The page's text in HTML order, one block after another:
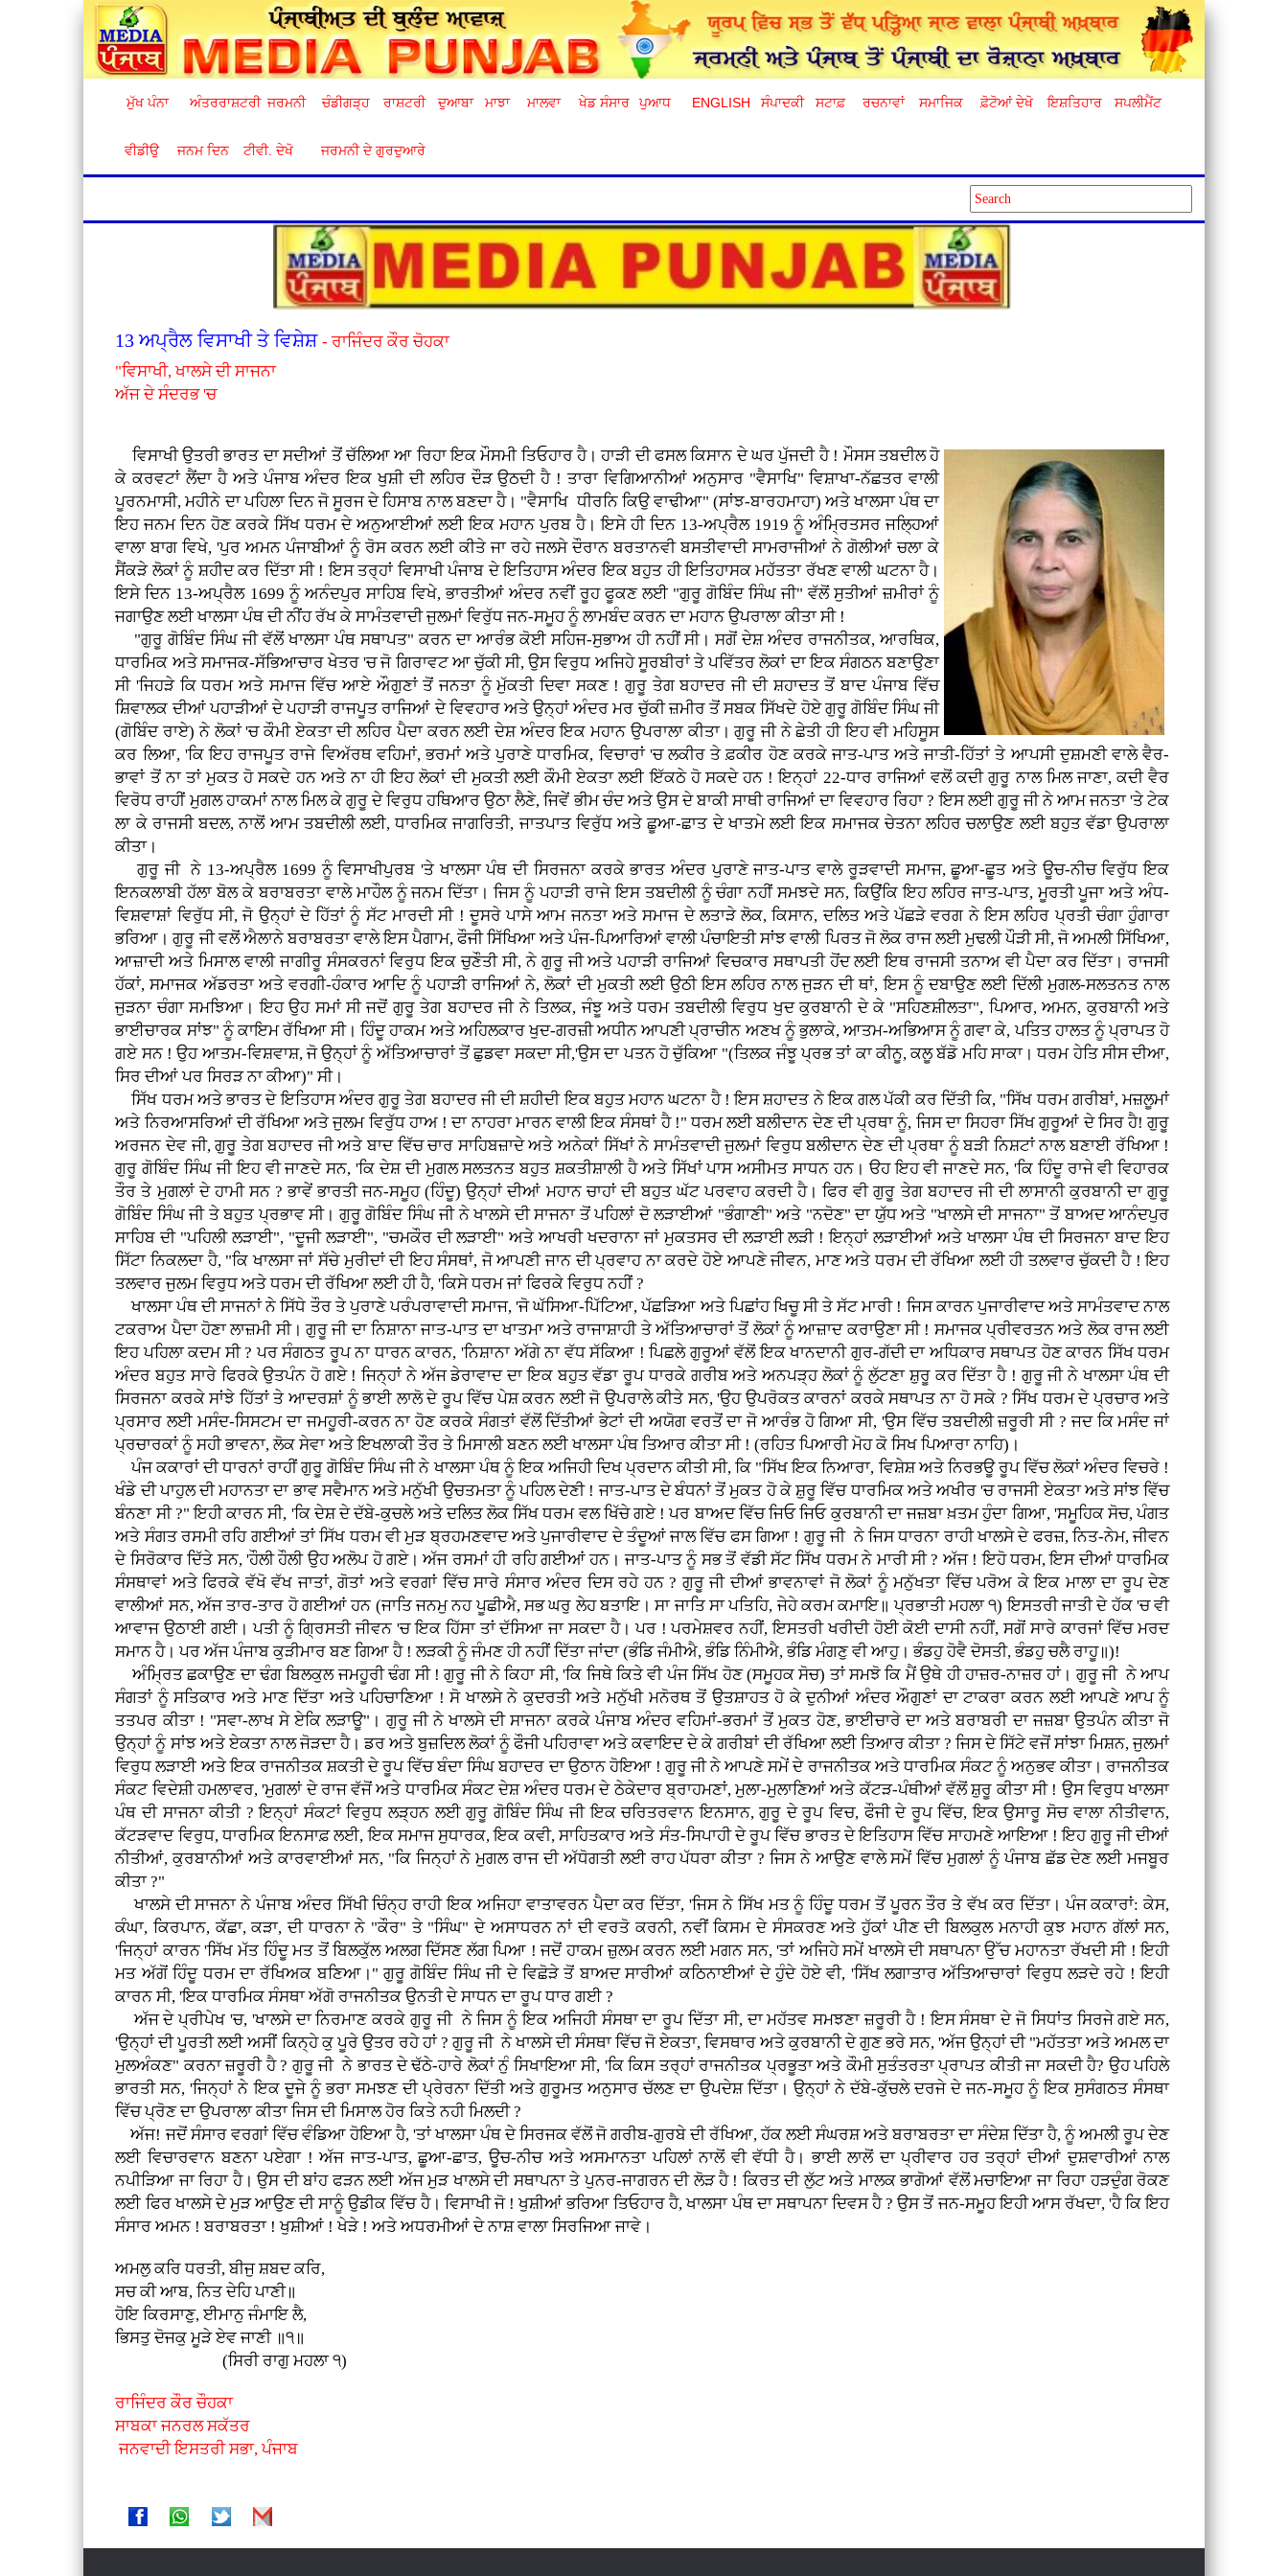
ਮੁੱਖ ਪੰਨਾ ਅੰਤਰਰਾਸ਼ਟਰੀ ਜਰਮਨੀ ਚੰਡੀਗੜ੍ਹ ਰਾਸ਼ਟਰੀ ਦੁਆਬਾ ਮਾਝਾ ਮਾਲਵਾ ਖੇਡ ਸੰਸਾਰ ਪੁਆਧ ENGLISH ਸੰਪਾਦਕੀ ਸਟਾਫ਼ ਰਚਨਾਵਾਂ ਸਮਾਜਿਕ ਫ਼ੋਟੋਆਂ ਦੇਖੋ ਇਸ਼ਤਿਹਾਰ ਸਪਲੀਮੈਂਟ
ਵੀਡੀਉ ਜਨਮ ਦਿਨ ਟੀਵੀ. ਦੇਖੋ ਜਰਮਨੀ ਦੇ ਗੁਰਦੁਆਰੇ
13 ਅਪ੍ਰੈਲ ਵਿਸਾਖੀ ਤੇ ਵਿਸ਼ੇਸ਼- ਰਾਜਿੰਦਰ ਕੌਰ ਚੋਹਕਾ
"ਵਿਸਾਖੀ, ਖਾਲਸੇ ਦੀ ਸਾਜਨਾ
ਅੱਜ ਦੇ ਸੰਦਰਭ 'ਚ
ਵਿਸਾਖੀ ਉਤਰੀ ਭਾਰਤ ਦਾ ਸਦੀਆਂ ਤੋਂ ਚੱਲਿਆ ਆ ਰਿਹਾ ਇਕ ਮੌਸਮੀ ਤਿਓਹਾਰ ਹੈ। ਹਾੜੀ ਦੀ ਫਸਲ ਕਿਸਾਨ ਦੇ ਘਰ ਪੁੱਜਦੀ ਹੈ ! ਮੌਸਸ ਤਬਦੀਲ ਹੋ
ਕੇ ਕਰਵਟਾਂ ਲੈਂਦਾ ਹੈ ਅਤੇ ਪੰਜਾਬ ਅੰਦਰ ਇਕ ਖੁਸ਼ੀ ਦੀ ਲਹਿਰ ਦੌੜ ਉਠਦੀ ਹੈ ! ਤਾਰਾ ਵਿਗਿਆਨੀਆਂ ਅਨੁਸਾਰ "ਵੈਸਾਖਿ" ਵਿਸ਼ਾਖਾ-ਨੱਛਤਰ ਵਾਲੀ
ਪੂਰਨਮਾਸੀ, ਮਹੀਨੇ ਦਾ ਪਹਿਲਾ ਦਿਨ ਜੋ ਸੂਰਜ ਦੇ ਹਿਸਾਬ ਨਾਲ ਬਣਦਾ ਹੈ। "ਵੈਸਾਖਿ ਧੀਰਨਿ ਕਿਉ ਵਾਢੀਆ" (ਸਾਂਝ-ਬਾਰਹਮਾਹਾ) ਅਤੇ ਖਾਲਸਾ ਪੰਥ ਦਾ
ਇਹ ਜਨਮ ਦਿਨ ਹੋਣ ਕਰਕੇ ਸਿੱਖ ਧਰਮ ਦੇ ਅਨੁਆਈਆਂ ਲਈ ਇਕ ਮਹਾਨ ਪੁਰਬ ਹੈ। ਇਸੇ ਹੀ ਦਿਨ 13-ਅਪ੍ਰੈਲ 1919 ਨੂੰ ਅੰਮ੍ਰਿਤਸਰ ਜਲ੍ਹਿਆਂ
ਵਾਲਾ ਬਾਗ ਵਿਖੇ, 'ਪੁਰ ਅਮਨ ਪੰਜਾਬੀਆਂ ਨੂੰ ਰੋਸ ਕਰਨ ਲਈ ਕੀਤੇ ਜਾ ਰਹੇ ਜਲਸੇ ਦੌਰਾਨ ਬਰਤਾਨਵੀ ਬਸਤੀਵਾਦੀ ਸਾਮਰਾਜੀਆਂ ਨੇ ਗੋਲੀਆਂ ਚਲਾ ਕੇ
ਸੈਂਕੜੇ ਲੋਕਾਂ ਨੂੰ ਸ਼ਹੀਦ ਕਰ ਦਿੱਤਾ ਸੀ ! ਇਸ ਤਰ੍ਹਾਂ ਵਿਸਾਖੀ ਪੰਜਾਬ ਦੇ ਇਤਿਹਾਸ ਅੰਦਰ ਇਕ ਬਹੁਤ ਹੀ ਇਤਿਹਾਸਕ ਮਹੱਤਤਾ ਰੱਖਣ ਵਾਲੀ ਘਟਨਾ ਹੈ।
ਇਸੇ ਦਿਨ 13-ਅਪ੍ਰੈਲ 1699 ਨੂੰ ਅਨੰਦਪੁਰ ਸਾਹਿਬ ਵਿਖੇ, ਭਾਰਤੀਆਂ ਅੰਦਰ ਨਵੀਂ ਰੂਹ ਫੂਕਣ ਲਈ "ਗੁਰੂ ਗੋਬਿੰਦ ਸਿੰਘ ਜੀ" ਵੱਲੋਂ ਸੁਤੀਆਂ ਜ਼ਮੀਰਾਂ ਨੂੰ
ਜਗਾਉਣ ਲਈ ਖਾਲਸਾ ਪੰਥ ਦੀ ਨੀਂਹ ਰੱਖ ਕੇ ਸਾਮੰਤਵਾਦੀ ਜੁਲਮਾਂ ਵਿਰੁੱਧ ਜਨ-ਸਮੂਹ ਨੂੰ ਲਾਮਬੰਦ ਕਰਨ ਦਾ ਮਹਾਨ ਉਪਰਾਲਾ ਕੀਤਾ ਸੀ !
"ਗੁਰੂ ਗੋਬਿੰਦ ਸਿੰਘ ਜੀ ਵੱਲੋਂ ਖਾਲਸਾ ਪੰਥ ਸਥਾਪਤ" ਕਰਨ ਦਾ ਆਰੰਭ ਕੋਈ ਸਹਿਜ-ਸੁਭਾਅ ਹੀ ਨਹੀਂ ਸੀ। ਸਗੋਂ ਦੇਸ਼ ਅੰਦਰ ਰਾਜਨੀਤਕ, ਆਰਥਿਕ,
ਧਾਰਮਿਕ ਅਤੇ ਸਮਾਜਕ-ਸੱਭਿਆਚਾਰ ਖੇਤਰ 'ਚ ਜੋ ਗਿਰਾਵਟ ਆ ਚੁੱਕੀ ਸੀ, ਉਸ ਵਿਰੁਧ ਅਜਿਹੇ ਸੂਰਬੀਰਾਂ ਤੇ ਪਵਿੱਤਰ ਲੋਕਾਂ ਦਾ ਇਕ ਸੰਗਠਨ ਬਣਾਉਣਾ
ਸੀ 'ਜਿਹੜੇ ਕਿ ਧਰਮ ਅਤੇ ਸਮਾਜ ਵਿੱਚ ਆਏ ਔਗੁਣਾਂ ਤੋਂ ਜਨਤਾ ਨੂੰ ਮੁੱਕਤੀ ਦਿਵਾ ਸਕਣ ! ਗੁਰੂ ਤੇਗ ਬਹਾਦਰ ਜੀ ਦੀ ਸ਼ਹਾਦਤ ਤੋਂ ਬਾਦ ਪੰਜਾਬ ਵਿੱਚ
ਸ਼ਿਵਾਲਕ ਦੀਆਂ ਪਹਾੜੀਆਂ ਦੇ ਪਹਾੜੀ ਰਾਜਪੂਤ ਰਾਜਿਆਂ ਦੇ ਵਿਵਹਾਰ ਅਤੇ ਉਨ੍ਹਾਂ ਅੰਦਰ ਮਰ ਚੁੱਕੀ ਜ਼ਮੀਰ ਤੋਂ ਸਬਕ ਸਿੱਖਦੇ ਹੋਏ ਗੁਰੂ ਗੋਬਿੰਦ ਸਿੰਘ ਜੀ
(ਗੋਬਿੰਦ ਰਾਏ) ਨੇ ਲੋਕਾਂ 'ਚ ਕੌਮੀ ਏਕਤਾ ਦੀ ਲਹਿਰ ਪੈਦਾ ਕਰਨ ਲਈ ਦੇਸ਼ ਅੰਦਰ ਇਕ ਮਹਾਨ ਉਪਰਾਲਾ ਕੀਤਾ। ਗੁਰੂ ਜੀ ਨੇ ਛੇਤੀ ਹੀ ਇਹ ਵੀ ਮਹਿਸੂਸ
ਕਰ ਲਿਆ, 'ਕਿ ਇਹ ਰਾਜਪੂਤ ਰਾਜੇ ਵਿਅੱਰਥ ਵਹਿਮਾਂ, ਭਰਮਾਂ ਅਤੇ ਪੁਰਾਣੇ ਧਾਰਮਿਕ, ਵਿਚਾਰਾਂ 'ਚ ਲਕੀਰ ਤੇ ਫ਼ਕੀਰ ਹੋਣ ਕਰਕੇ ਜਾਤ-ਪਾਤ ਅਤੇ ਜਾਤੀ-ਹਿੱਤਾਂ ਤੇ ਆਪਸੀ ਦੁਸ਼ਮਣੀ ਵਾਲੇ ਵੈਰ-
ਭਾਵਾਂ ਤੋਂ ਨਾ ਤਾਂ ਮੁਕਤ ਹੋ ਸਕਦੇ ਹਨ ਅਤੇ ਨਾ ਹੀ ਇਹ ਲੋਕਾਂ ਦੀ ਮੁਕਤੀ ਲਈ ਕੌਮੀ ਏਕਤਾ ਲਈ ਇੱਕਠੇ ਹੋ ਸਕਦੇ ਹਨ ! ਇਨ੍ਹਾਂ 22-ਧਾਰ ਰਾਜਿਆਂ ਵਲੋਂ ਕਦੀ ਗੁਰੂ ਨਾਲ ਮਿਲ ਜਾਣਾ, ਕਦੀ ਵੈਰ
ਵਿਰੋਧ ਰਾਹੀਂ ਮੁਗਲ ਹਾਕਮਾਂ ਨਾਲ ਮਿਲ ਕੇ ਗੁਰੂ ਦੇ ਵਿਰੁਧ ਹਥਿਆਰ ਉਠਾ ਲੈਣੇ, ਜਿਵੇਂ ਭੀਮ ਚੰਦ ਅਤੇ ਉਸ ਦੇ ਬਾਕੀ ਸਾਥੀ ਰਾਜਿਆਂ ਦਾ ਵਿਵਹਾਰ ਰਿਹਾ ? ਇਸ ਲਈ ਗੁਰੂ ਜੀ ਨੇ ਆਮ ਜਨਤਾ 'ਤੇ ਟੇਕ
ਲਾ ਕੇ ਰਾਜਸੀ ਬਦਲ, ਨਾਲੋਂ ਆਮ ਤਬਦੀਲੀ ਲਈ, ਧਾਰਮਿਕ ਜਾਗਰਿਤੀ, ਜਾਤਪਾਤ ਵਿਰੁੱਧ ਅਤੇ ਛੂਆ-ਛਾਤ ਦੇ ਖਾਤਮੇ ਲਈ ਇਕ ਸਮਾਜਕ ਚੇਤਨਾ ਲਹਿਰ ਚਲਾਉਣ ਲਈ ਬਹੁਤ ਵੱਡਾ ਉਪਰਾਲਾ
ਕੀਤਾ।
ਗੁਰੂ ਜੀ ਨੇ 13-ਅਪ੍ਰੈਲ 1699 ਨੂੰ ਵਿਸਾਖੀਪੁਰਬ 'ਤੇ ਖਾਲਸਾ ਪੰਥ ਦੀ ਸਿਰਜਨਾ ਕਰਕੇ ਭਾਰਤ ਅੰਦਰ ਪੁਰਾਣੇ ਜਾਤ-ਪਾਤ ਵਾਲੇ ਰੂੜਵਾਦੀ ਸਮਾਜ, ਛੂਆ-ਛੂਤ ਅਤੇ ਊਚ-ਨੀਚ ਵਿਰੁੱਧ ਇਕ
ਇਨਕਲਾਬੀ ਹੱਲਾ ਬੋਲ ਕੇ ਬਰਾਬਰਤਾ ਵਾਲੇ ਮਾਹੌਲ ਨੂੰ ਜਨਮ ਦਿੱਤਾ। ਜਿਸ ਨੂੰ ਪਹਾੜੀ ਰਾਜੇ ਇਸ ਤਬਦੀਲੀ ਨੂੰ ਚੰਗਾ ਨਹੀਂ ਸਮਝਦੇ ਸਨ, ਕਿਉਂਕਿ ਇਹ ਲਹਿਰ ਜਾਤ-ਪਾਤ, ਮੂਰਤੀ ਪੂਜਾ ਅਤੇ ਅੰਧ-
ਵਿਸ਼ਵਾਸ਼ਾਂ ਵਿਰੁੱਧ ਸੀ, ਜੋ ਉਨ੍ਹਾਂ ਦੇ ਹਿੱਤਾਂ ਨੂੰ ਸੱਟ ਮਾਰਦੀ ਸੀ ! ਦੂਸਰੇ ਪਾਸੇ ਆਮ ਜਨਤਾ ਅਤੇ ਸਮਾਜ ਦੇ ਲਤਾੜੇ ਲੋਕ, ਕਿਸਾਨ, ਦਲਿਤ ਅਤੇ ਪੱਛੜੇ ਵਰਗ ਨੇ ਇਸ ਲਹਿਰ ਪ੍ਰਤੀ ਚੰਗਾ ਹੁੰਗਾਰਾ
ਭਰਿਆ। ਗੁਰੂ ਜੀ ਵਲੋਂ ਐਲਾਨੇ ਬਰਾਬਰਤਾ ਵਾਲੇ ਇਸ ਪੈਗਾਮ, ਫੌਜੀ ਸਿੱਖਿਆ ਅਤੇ ਪੰਜ-ਪਿਆਰਿਆਂ ਵਾਲੀ ਪੰਚਾਇਤੀ ਸਾਂਝ ਵਾਲੀ ਪਿਰਤ ਜੋ ਲੋਕ ਰਾਜ ਲਈ ਮੁਢਲੀ ਪੌੜੀ ਸੀ, ਜੋ ਅਮਲੀ ਸਿੱਖਿਆ,
ਆਜ਼ਾਦੀ ਅਤੇ ਮਿਸਾਲ ਵਾਲੀ ਜਾਗੀਰੂ ਸੰਸਕਰਨਾਂ ਵਿਰੁਧ ਇਕ ਚੁਣੌਤੀ ਸੀ, ਨੇ ਗੁਰੂ ਜੀ ਅਤੇ ਪਹਾੜੀ ਰਾਜਿਆਂ ਵਿਚਕਾਰ ਸਥਾਪਤੀ ਹੋਂਦ ਲਈ ਇਥ ਰਾਜਸੀ ਤਨਾਅ ਵੀ ਪੈਦਾ ਕਰ ਦਿੱਤਾ। ਰਾਜਸੀ
ਹੱਕਾਂ, ਸਮਾਜਕ ਅੱਡਰਤਾ ਅਤੇ ਵਰਗੀ-ਹੰਕਾਰ ਆਦਿ ਨੂੰ ਪਹਾੜੀ ਰਾਜਿਆਂ ਨੇ, ਲੋਕਾਂ ਦੀ ਮੁਕਤੀ ਲਈ ਉਠੀ ਇਸ ਲਹਿਰ ਨਾਲ ਜੁੜਨ ਦੀ ਥਾਂ, ਇਸ ਨੂੰ ਦਬਾਉਣ ਲਈ ਦਿੱਲੀ ਮੁਗਲ-ਸਲਤਨਤ ਨਾਲ
ਜੁੜਨਾ ਚੰਗਾ ਸਮਝਿਆ। ਇਹ ਉਹ ਸਮਾਂ ਸੀ ਜਦੋਂ ਗੁਰੂ ਤੇਗ ਬਹਾਦਰ ਜੀ ਨੇ ਤਿਲਕ, ਜੰਝੂ ਅਤੇ ਧਰਮ ਤਬਦੀਲੀ ਵਿਰੁਧ ਖੁਦ ਕੁਰਬਾਨੀ ਦੇ ਕੇ "ਸਹਿਣਸ਼ੀਲਤਾ", ਪਿਆਰ, ਅਮਨ, ਕੁਰਬਾਨੀ ਅਤੇ
ਭਾਈਚਾਰਕ ਸਾਂਝ" ਨੂੰ ਕਾਇਮ ਰੱਖਿਆ ਸੀ। ਹਿੰਦੂ ਹਾਕਮ ਅਤੇ ਅਹਿਲਕਾਰ ਖੁਦ-ਗਰਜ਼ੀ ਅਧੀਨ ਆਪਣੀ ਪ੍ਰਾਚੀਨ ਅਣਖ ਨੂੰ ਭੁਲਾਕੇ, ਆਤਮ-ਅਭਿਆਸ ਨੂੰ ਗਵਾ ਕੇ, ਪਤਿਤ ਹਾਲਤ ਨੂੰ ਪ੍ਰਾਪਤ ਹੋ
ਗਏ ਸਨ ! ਉਹ ਆਤਮ-ਵਿਸ਼ਵਾਸ਼, ਜੋ ਉਨ੍ਹਾਂ ਨੂੰ ਅੱਤਿਆਚਾਰਾਂ ਤੋਂ ਛੁਡਵਾ ਸਕਦਾ ਸੀ,'ਉਸ ਦਾ ਪਤਨ ਹੋ ਚੁੱਕਿਆ "(ਤਿਲਕ ਜੰਝੂ ਪ੍ਰਭ ਤਾਂ ਕਾ ਕੀਨੂ, ਕਲੂ ਬੱਡੋ ਮਹਿ ਸਾਕਾ। ਧਰਮ ਹੇਤਿ ਸੀਸ ਦੀਆ,
ਸਿਰ ਦੀਆਂ ਪਰ ਸਿਰੜ ਨਾ ਕੀਆ)" ਸੀ।
ਸਿੱਖ ਧਰਮ ਅਤੇ ਭਾਰਤ ਦੇ ਇਤਿਹਾਸ ਅੰਦਰ ਗੁਰੂ ਤੇਗ ਬਹਾਦਰ ਜੀ ਦੀ ਸ਼ਹੀਦੀ ਇਕ ਬਹੁਤ ਮਹਾਨ ਘਟਨਾ ਹੈ ! ਇਸ ਸ਼ਹਾਦਤ ਨੇ ਇਕ ਗਲ ਪੱਕੀ ਕਰ ਦਿੱਤੀ ਕਿ, "ਸਿੱਖ ਧਰਮ ਗਰੀਬਾਂ, ਮਜ਼ਲੂਮਾਂ
ਅਤੇ ਨਿਰਆਸਰਿਆਂ ਦੀ ਰੱਖਿਆ ਅਤੇ ਜੁਲਮ ਵਿਰੁੱਧ ਹਾਅ ! ਦਾ ਨਾਹਰਾ ਮਾਰਨ ਵਾਲੀ ਇਕ ਸੰਸਥਾਂ ਹੈ !" ਧਰਮ ਲਈ ਬਲੀਦਾਨ ਦੇਣ ਦੀ ਪ੍ਰਥਾ ਨੂੰ, ਜਿਸ ਦਾ ਸਿਹਰਾ ਸਿੱਖ ਗੁਰੂਆਂ ਦੇ ਸਿਰ ਹੈ! ਗੁਰੂ
ਅਰਜਨ ਦੇਵ ਜੀ, ਗੁਰੂ ਤੇਗ ਬਹਾਦਰ ਜੀ ਅਤੇ ਬਾਦ ਵਿੱਚ ਚਾਰ ਸਾਹਿਬਜ਼ਾਦੇ ਅਤੇ ਅਨੇਕਾਂ ਸਿੱਖਾਂ ਨੇ ਸਾਮੰਤਵਾਦੀ ਜੁਲਮਾਂ ਵਿਰੁਧ ਬਲੀਦਾਨ ਦੇਣ ਦੀ ਪ੍ਰਥਾ ਨੂੰ ਬੜੀ ਨਿਸ਼ਟਾਂ ਨਾਲ ਬਣਾਈ ਰੱਖਿਆ !
ਗੁਰੂ ਗੋਬਿੰਦ ਸਿੰਘ ਜੀ ਇਹ ਵੀ ਜਾਣਦੇ ਸਨ, 'ਕਿ ਦੇਸ਼ ਦੀ ਮੁਗਲ ਸਲਤਨਤ ਬਹੁਤ ਸ਼ਕਤੀਸ਼ਾਲੀ ਹੈ ਅਤੇ ਸਿੱਖਾਂ ਪਾਸ ਅਸੀਮਤ ਸਾਧਨ ਹਨ। ੳਹ ਇਹ ਵੀ ਜਾਣਦੇ ਸਨ, 'ਕਿ ਹਿੰਦੂ ਰਾਜੇ ਵੀ ਵਿਹਾਰਕ
ਤੌਰ ਤੇ ਮੁਗਲਾਂ ਦੇ ਹਾਮੀ ਸਨ ? ਭਾਵੇਂ ਭਾਰਤੀ ਜਨ-ਸਮੂਹ (ਹਿੰਦੂ) ਉਨ੍ਹਾਂ ਦੀਆਂ ਮਹਾਨ ਚਾਹਾਂ ਦੀ ਬਹੁਤ ਘੱਟ ਪਰਵਾਹ ਕਰਦੀ ਹੈ। ਫਿਰ ਵੀ ਗੁਰੂ ਤੇਗ ਬਹਾਦਰ ਜੀ ਦੀ ਲਾਸਾਨੀ ਕੁਰਬਾਨੀ ਦਾ ਗੁਰੂ
ਗੋਬਿੰਦ ਸਿੰਘ ਜੀ ਤੇ ਬਹੁਤ ਪ੍ਰਭਾਵ ਸੀ। ਗੁਰੂ ਗੋਬਿੰਦ ਸਿੰਘ ਜੀ ਨੇ ਖਾਲਸੇ ਦੀ ਸਾਜਨਾ ਤੋਂ ਪਹਿਲਾਂ ਦੋ ਲੜਾਈਆਂ "ਭੰਗਾਣੀ" ਅਤੇ "ਨਦੋਣ" ਦਾ ਯੁੱਧ ਅਤੇ "ਖਾਲਸੇ ਦੀ ਸਾਜਨਾ" ਤੋਂ ਬਾਅਦ ਆਨੰਦਪੁਰ
ਸਾਹਿਬ ਦੀ "ਪਹਿਲੀ ਲੜਾਈ", "ਦੂਜੀ ਲੜਾਈ", "ਚਮਕੌਰ ਦੀ ਲੜਾਈ" ਅਤੇ ਆਖਰੀ ਖਦਰਾਨਾ ਜਾਂ ਮੁਕਤਸਰ ਦੀ ਲੜਾਈ ਲੜੀ ! ਇਨ੍ਹਾਂ ਲੜਾਈਆਂ ਅਤੇ ਖਾਲਸਾ ਪੰਥ ਦੀ ਸਿਰਜਨਾ ਬਾਦ ਇਹ
ਸਿੱਟਾ ਨਿਕਲਦਾ ਹੈ, "ਕਿ ਖਾਲਸਾ ਜਾਂ ਸੱਚੇ ਮੁਰੀਦਾਂ ਦੀ ਇਹ ਸੰਸਥਾਂ, ਜੋ ਆਪਣੀ ਜਾਨ ਦੀ ਪ੍ਰਵਾਹ ਨਾ ਕਰਦੇ ਹੋਏ ਆਪਣੇ ਜੀਵਨ, ਮਾਣ ਅਤੇ ਧਰਮ ਦੀ ਰੱਖਿਆ ਲਈ ਹੀ ਤਲਵਾਰ ਚੁੱਕਦੀ ਹੈ ! ਇਹ
ਤਲਵਾਰ ਜੁਲਮ ਵਿਰੁਧ ਅਤੇ ਧਰਮ ਦੀ ਰੱਖਿਆ ਲਈ ਹੀ ਹੈ, 'ਕਿਸੇ ਧਰਮ ਜਾਂ ਫਿਰਕੇ ਵਿਰੁਧ ਨਹੀਂ ?
ਖਾਲਸਾ ਪੰਥ ਦੀ ਸਾਜਨਾਂ ਨੇ ਸਿੱਧੇ ਤੌਰ ਤੇ ਪੁਰਾਣੇ ਪਰੰਪਰਾਵਾਦੀ ਸਮਾਜ, 'ਜੋ ਘੱਸਿਆ-ਪਿੱਟਿਆ, ਪੱਛੜਿਆ ਅਤੇ ਪਿਛਾਂਹ ਖਿਚੂ ਸੀ ਤੇ ਸੱਟ ਮਾਰੀ ! ਜਿਸ ਕਾਰਨ ਪੁਜਾਰੀਵਾਦ ਅਤੇ ਸਾਮੰਤਵਾਦ ਨਾਲ
ਟਕਰਾਅ ਪੈਦਾ ਹੋਣਾ ਲਾਜ਼ਮੀ ਸੀ। ਗੁਰੂ ਜੀ ਦਾ ਨਿਸ਼ਾਨਾ ਜਾਤ-ਪਾਤ ਦਾ ਖਾਤਮਾ ਅਤੇ ਰਾਜਾਸ਼ਾਹੀ ਤੇ ਅੱਤਿਆਚਾਰਾਂ ਤੋਂ ਲੋਕਾਂ ਨੂੰ ਆਜ਼ਾਦ ਕਰਾਉਣਾ ਸੀ ! ਸਮਾਜਕ ਪ੍ਰੀਵਰਤਨ ਅਤੇ ਲੋਕ ਰਾਜ ਲਈ
ਇਹ ਪਹਿਲਾ ਕਦਮ ਸੀ ? ਪਰ ਸੰਗਠਤ ਰੂਪ ਨਾ ਧਾਰਨ ਕਾਰਨ, 'ਨਿਸ਼ਾਨਾ ਅੱਗੇ ਨਾ ਵੱਧ ਸੱਕਿਆ ! ਪਿਛਲੇ ਗੁਰੂਆਂ ਵੱਲੋਂ ਇਕ ਖਾਨਦਾਨੀ ਗੁਰ-ਗੱਦੀ ਦਾ ਅਧਿਕਾਰ ਸਥਾਪਤ ਹੋਣ ਕਾਰਨ ਸਿੱਖ ਧਰਮ
ਅੰਦਰ ਬਹੁਤ ਸਾਰੇ ਫਿਰਕੇ ਉਤਪੰਨ ਹੋ ਗਏ ! ਜਿਨ੍ਹਾਂ ਨੇ ਅੱਜ ਡੇਰਾਵਾਦ ਦਾ ਇਕ ਬਹੁਤ ਵੱਡਾ ਰੂਪ ਧਾਰਕੇ ਗਰੀਬ ਅਤੇ ਅਨਪੜ੍ਹ ਲੋਕਾਂ ਨੂੰ ਲੁੱਟਣਾ ਸ਼ੁਰੂ ਕਰ ਦਿੱਤਾ ਹੈ ! ਗੁਰੂ ਜੀ ਨੇ ਖਾਲਸਾ ਪੰਥ ਦੀ
ਸਿਰਜਨਾ ਕਰਕੇ ਸਾਂਝੇ ਹਿੱਤਾਂ ਤੇ ਆਦਰਸ਼ਾਂ ਨੂੰ ਭਾਈ ਲਾਲੋ ਦੇ ਰੂਪ ਵਿੱਚ ਪੇਸ਼ ਕਰਨ ਲਈ ਜੋ ਉਪਰਾਲੇ ਕੀਤੇ ਸਨ, 'ਉਹ ਉਪਰੋਕਤ ਕਾਰਨਾਂ ਕਰਕੇ ਸਥਾਪਤ ਨਾ ਹੋ ਸਕੇ ? ਸਿੱਖ ਧਰਮ ਦੇ ਪ੍ਰਚਾਰ ਅਤੇ
ਪ੍ਰਸਾਰ ਲਈ ਮਸੰਦ-ਸਿਸਟਮ ਦਾ ਜਮਹੂਰੀ-ਕਰਨ ਨਾ ਹੋਣ ਕਰਕੇ ਸੰਗਤਾਂ ਵੱਲੋਂ ਦਿੱਤੀਆਂ ਭੇਟਾਂ ਦੀ ਅਯੋਗ ਵਰਤੋਂ ਦਾ ਜੋ ਆਰੰਭ ਹੋ ਗਿਆ ਸੀ, 'ਉਸ ਵਿੱਚ ਤਬਦੀਲੀ ਜ਼ਰੂਰੀ ਸੀ ? ਜਦ ਕਿ ਮਸੰਦ ਜਾਂ
ਪ੍ਰਚਾਰਕਾਂ ਨੂੰ ਸਹੀ ਭਾਵਨਾ, ਲੋਕ ਸੇਵਾ ਅਤੇ ਇਖਲਾਕੀ ਤੌਰ ਤੇ ਮਿਸਾਲੀ ਬਣਨ ਲਈ ਖਾਲਸਾ ਪੰਥ ਤਿਆਰ ਕੀਤਾ ਸੀ ! (ਰਹਿਤ ਪਿਆਰੀ ਮੋਹ ਕੋ ਸਿਖ ਪਿਆਰਾ ਨਾਹਿ)।
ਪੰਜ ਕਕਾਰਾਂ ਦੀ ਧਾਰਨਾਂ ਰਾਹੀਂ ਗੁਰੂ ਗੋਬਿੰਦ ਸਿੰਘ ਜੀ ਨੇ ਖਾਲਸਾ ਪੰਥ ਨੂੰ ਇਕ ਅਜਿਹੀ ਦਿਖ ਪ੍ਰਦਾਨ ਕੀਤੀ ਸੀ, ਕਿ "ਸਿੱਖ ਇਕ ਨਿਆਰਾ, ਵਿਸ਼ੇਸ਼ ਅਤੇ ਨਿਰਭਊ ਰੂਪ ਵਿੱਚ ਲੋਕਾਂ ਅੰਦਰ ਵਿਚਰੇ !
ਖੰਡੇ ਦੀ ਪਾਹੁਲ ਦੀ ਮਹਾਨਤਾ ਦਾ ਭਾਵ ਸਵੈਮਾਨ ਅਤੇ ਮਨੁੱਖੀ ਉਚਤਮਤਾ ਨੂੰ ਪਹਿਲ ਦੇਣੀ ! ਜਾਤ-ਪਾਤ ਦੇ ਬੰਧਨਾਂ ਤੋਂ ਮੁਕਤ ਹੋ ਕੇ ਸ਼ੁਰੂ ਵਿੱਚ ਧਾਰਮਿਕ ਅਤੇ ਅਖੀਰ 'ਚ ਰਾਜਸੀ ਏਕਤਾ ਅਤੇ ਸਾਂਝ ਵਿੱਚ
ਬੰਨਣਾ ਸੀ ?" ਇਹੀ ਕਾਰਨ ਸੀ, 'ਕਿ ਦੇਸ਼ ਦੇ ਦੱਬੇ-ਕੁਚਲੇ ਅਤੇ ਦਲਿਤ ਲੋਕ ਸਿੱਖ ਧਰਮ ਵਲ ਖਿੱਚੇ ਗਏ ! ਪਰ ਬਾਅਦ ਵਿੱਚ ਜਿਓ ਜਿਓ ਕੁਰਬਾਨੀ ਦਾ ਜਜ਼ਬਾ ਖ਼ਤਮ ਹੁੰਦਾ ਗਿਆ, 'ਸਮੂਹਿਕ ਸੋਚ, ਪੰਗਤ
ਅਤੇ ਸੰਗਤ ਰਸਮੀ ਰਹਿ ਗਈਆਂ ਤਾਂ ਸਿੱਖ ਧਰਮ ਵੀ ਮੁੜ ਬ੍ਰਹਮਣਵਾਦ ਅਤੇ ਪੁਜਾਰੀਵਾਦ ਦੇ ਤੰਦੂਆਂ ਜਾਲ ਵਿੱਚ ਫਸ ਗਿਆ ! ਗੁਰੂ ਜੀ ਨੇ ਜਿਸ ਧਾਰਨਾ ਰਾਹੀ ਖਾਲਸੇ ਦੇ ਫਰਜ਼, ਨਿਤ-ਨੇਮ, ਜੀਵਨ
ਦੇ ਸਿਰੋਕਾਰ ਦਿੱਤੇ ਸਨ, 'ਹੌਲੀ ਹੌਲੀ ਉਹ ਅਲੋਪ ਹੋ ਗਏ। ਅੱਜ ਰਸਮਾਂ ਹੀ ਰਹਿ ਗਈਆਂ ਹਨ। ਜਾਤ-ਪਾਤ ਨੂੰ ਸਭ ਤੋਂ ਵੱਡੀ ਸੱਟ ਸਿੱਖ ਧਰਮ ਨੇ ਮਾਰੀ ਸੀ ? ਅੱਜ ! ਇਹੋ ਧਰਮ, ਇਸ ਦੀਆਂ ਧਾਰਮਿਕ
ਸੰਸਥਾਵਾਂ ਅਤੇ ਫਿਰਕੇ ਵੱਖੋ ਵੱਖ ਜਾਤਾਂ, ਗੋਤਾਂ ਅਤੇ ਵਰਗਾਂ ਵਿੱਚ ਸਾਰੇ ਸੰਸਾਰ ਅੰਦਰ ਦਿਸ ਰਹੇ ਹਨ ? ਗੁਰੂ ਜੀ ਦੀਆਂ ਭਾਵਨਾਵਾਂ ਜੋ ਲੋਕਾਂ ਨੂੰ ਮਨੁੱਖਤਾ ਵਿੱਚ ਪਰੋਅ ਕੇ ਇਕ ਮਾਲਾ ਦਾ ਰੂਪ ਦੇਣ
ਵਾਲੀਆਂ ਸਨ, ਅੱਜ ਤਾਰ-ਤਾਰ ਹੋ ਗਈਆਂ ਹਨ (ਜਾਤਿ ਜਨਮੁ ਨਹ ਪੂਛੀਐ, ਸਭ ਘਰੁ ਲੇਹ ਬਤਾਇ। ਸਾ ਜਾਤਿ ਸਾ ਪਤਿਹਿ, ਜੇਹੇ ਕਰਮ ਕਮਾਇ॥ ਪ੍ਰਭਾਤੀ ਮਹਲਾ ੧) ਇਸਤਰੀ ਜਾਤੀ ਦੇ ਹੱਕ 'ਚ ਵੀ
ਆਵਾਜ ਉਠਾਈ ਗਈ। ਪਤੀ ਨੂੰ ਗ੍ਰਿਸਤੀ ਜੀਵਨ 'ਚ ਇਕ ਹਿੱਸਾ ਤਾਂ ਦੱਸਿਆ ਜਾ ਸਕਦਾ ਹੈ। ਪਰ ! ਪਰਮੇਸ਼ਵਰ ਨਹੀਂ, ਇਸਤਰੀ ਖਰੀਦੀ ਹੋਈ ਕੋਈ ਦਾਸੀ ਨਹੀਂ, ਸਗੋਂ ਸਾਰੇ ਕਾਰਜਾਂ ਵਿੱਚ ਮਰਦ
ਸਮਾਨ ਹੈ। ਪਰ ਅੱਜ ਪੰਜਾਬ ਕੁੜੀਮਾਰ ਬਣ ਗਿਆ ਹੈ ! ਲੜਕੀ ਨੂੰ ਜੰਮਣ ਹੀ ਨਹੀਂ ਦਿੱਤਾ ਜਾਂਦਾ (ਭੰਡਿ ਜੰਮੀਐ, ਭੰਡਿ ਨਿੰਮੀਐ, ਭੰਡਿ ਮੰਗਣੁ ਵੀ ਆਹੁ। ਭੰਡਹੁ ਹੋਵੈ ਦੋਸਤੀ, ਭੰਡਹੁ ਚਲੈ ਰਾਹੂ॥)!
ਅੰਮ੍ਰਿਤ ਛਕਾਉਣ ਦਾ ਢੰਗ ਬਿਲਕੁਲ ਜਮਹੂਰੀ ਢੰਗ ਸੀ ! ਗੁਰੂ ਜੀ ਨੇ ਕਿਹਾ ਸੀ, 'ਕਿ ਜਿਥੇ ਕਿਤੇ ਵੀ ਪੰਜ ਸਿੱਖ ਹੋਣ (ਸਮੂਹਕ ਸੋਚ) ਤਾਂ ਸਮਝੋ ਕਿ ਮੈਂ ਉਥੇ ਹੀ ਹਾਜ਼ਰ-ਨਾਜ਼ਰ ਹਾਂ। ਗੁਰੂ ਜੀ ਨੇ ਆਪ
ਸੰਗਤਾਂ ਨੂੰ ਸਤਿਕਾਰ ਅਤੇ ਮਾਣ ਦਿੱਤਾ ਅਤੇ ਪਹਿਚਾਣਿਆ ! ਸੋ ਖਾਲਸੇ ਨੇ ਕੁਦਰਤੀ ਅਤੇ ਮਨੁੱਖੀ ਮਨੋਰਥ ਤੋਂ ਉਤਸ਼ਾਹਤ ਹੋ ਕੇ ਦੁਨੀਆਂ ਅੰਦਰ ਔਗੁਣਾਂ ਦਾ ਟਾਕਰਾ ਕਰਨ ਲਈ ਆਪਣੇ ਆਪ ਨੂੰ
ਤਤਪਰ ਕੀਤਾ ! "ਸਵਾ-ਲਾਖ ਸੇ ਏਕਿ ਲੜਾਊ"। ਗੁਰੂ ਜੀ ਨੇ ਖਾਲਸੇ ਦੀ ਸਾਜਨਾ ਕਰਕੇ ਪੰਜਾਬ ਅੰਦਰ ਵਹਿਮਾਂ-ਭਰਮਾਂ ਤੋਂ ਮੁਕਤ ਹੋਣ, ਭਾਈਚਾਰੇ ਦਾ ਅਤੇ ਬਰਾਬਰੀ ਦਾ ਜਜ਼ਬਾ ਉਤਪੰਨ ਕੀਤਾ ਜੋ
ਉਨ੍ਹਾਂ ਨੂੰ ਸਾਂਝ ਅਤੇ ਏਕਤਾ ਨਾਲ ਜੋੜਦਾ ਹੈ। ਡਰ ਅਤੇ ਬੁਜ਼ਦਿਲ ਲੋਕਾਂ ਨੂੰ ਫੌਜੀ ਪਹਿਰਾਵਾ ਅਤੇ ਕਵਾਇਦ ਦੇ ਕੇ ਗਰੀਬਾਂ ਦੀ ਰੱਖਿਆ ਲਈ ਤਿਆਰ ਕੀਤਾ ? ਜਿਸ ਦੇ ਸਿੱਟੇ ਵਜੋਂ ਸਾਂਝਾ ਮਿਸ਼ਨ, ਜੁਲਮਾਂ
ਵਿਰੁਧ ਲੜਾਈ ਅਤੇ ਇਕ ਰਾਜਨੀਤਕ ਸ਼ਕਤੀ ਦੇ ਰੂਪ ਵਿੱਚ ਬੰਦਾ ਸਿੰਘ ਬਹਾਦਰ ਦਾ ਉਠਾਨ ਹੋਇਆ ! ਗੁਰੂ ਜੀ ਨੇ ਆਪਣੇ ਸਮੇਂ ਦੇ ਰਾਜਨੀਤਕ ਅਤੇ ਧਾਰਮਿਕ ਸੰਕਟ ਨੂੰ ਅਨੁਭਵ ਕੀਤਾ। ਰਾਜਨੀਤਕ
ਸੰਕਟ ਵਿਦੇਸ਼ੀ ਹਮਲਾਵਰ, 'ਮੁਗਲਾਂ ਦੇ ਰਾਜ ਵੱਜੋਂ ਅਤੇ ਧਾਰਮਿਕ ਸੰਕਟ ਦੇਸ਼ ਅੰਦਰ ਧਰਮ ਦੇ ਠੇਕੇਦਾਰ ਬ੍ਰਾਹਮਣਾਂ, ਮੁਲਾ-ਮੁਲਾਣਿਆਂ ਅਤੇ ਕੱਟੜ-ਪੰਥੀਆਂ ਵੱਲੋਂ ਸ਼ੁਰੂ ਕੀਤਾ ਸੀ ! ਉਸ ਵਿਰੁਧ ਖਾਲਸਾ
ਪੰਥ ਦੀ ਸਾਜਨਾ ਕੀਤੀ ? ਇਨ੍ਹਾਂ ਸੰਕਟਾਂ ਵਿਰੁਧ ਲੜ੍ਹਨ ਲਈ ਗੁਰੂ ਗੋਬਿੰਦ ਸਿੰਘ ਜੀ ਇਕ ਚਰਿਤਰਵਾਨ ਇਨਸਾਨ, ਗੁਰੂ ਦੇ ਰੂਪ ਵਿਚ, ਫੌਜੀ ਦੇ ਰੂਪ ਵਿੱਚ, ਇਕ ਉਸਾਰੂ ਸੋਚ ਵਾਲਾ ਨੀਤੀਵਾਨ,
ਕੱਟੜਵਾਦ ਵਿਰੁਧ, ਧਾਰਮਿਕ ਇਨਸਾਫ਼ ਲਈ, ਇਕ ਸਮਾਜ ਸੁਧਾਰਕ, ਇਕ ਕਵੀ, ਸਾਹਿਤਕਾਰ ਅਤੇ ਸੰਤ-ਸਿਪਾਹੀ ਦੇ ਰੂਪ ਵਿੱਚ ਭਾਰਤ ਦੇ ਇਤਿਹਾਸ ਵਿੱਚ ਸਾਹਮਣੇ ਆਇਆ ! ਇਹ ਗੁਰੂ ਜੀ ਦੀਆਂ
ਨੀਤੀਆਂ, ਕੁਰਬਾਨੀਆਂ ਅਤੇ ਕਾਰਵਾਈਆਂ ਸਨ, "ਕਿ ਜਿਨ੍ਹਾਂ ਨੇ ਮੁਗਲ ਰਾਜ ਦੀ ਅੱਧੋਗਤੀ ਲਈ ਰਾਹ ਪੱਧਰਾ ਕੀਤਾ ? ਜਿਸ ਨੇ ਆਉਣ ਵਾਲੇ ਸਮੇਂ ਵਿੱਚ ਮੁਗਲਾਂ ਨੂੰ ਪੰਜਾਬ ਛੱਡ ਦੇਣ ਲਈ ਮਜਬੂਰ
ਕੀਤਾ ?"
ਖਾਲਸੇ ਦੀ ਸਾਜਨਾ ਨੇ ਪੰਜਾਬ ਅੰਦਰ ਸਿੱਖੀ ਚਿੰਨ੍ਹ ਰਾਹੀ ਇਕ ਅਜਿਹਾ ਵਾਤਾਵਰਨ ਪੈਦਾ ਕਰ ਦਿੱਤਾ, 'ਜਿਸ ਨੇ ਸਿੱਖ ਮਤ ਨੂੰ ਹਿੰਦੂ ਧਰਮ ਤੋਂ ਪੂਰਨ ਤੌਰ ਤੇ ਵੱਖ ਕਰ ਦਿੱਤਾ। ਪੰਜ ਕਕਾਰਾਂ: ਕੇਸ,
ਕੰਘਾ, ਕਿਰਪਾਨ, ਕੱਛਾ, ਕੜਾ, ਦੀ ਧਾਰਨਾ ਨੇ "ਕੌਰ" ਤੇ "ਸਿੰਘ" ਦੇ ਅਸਾਧਰਨ ਨਾਂ ਦੀ ਵਰਤੋ ਕਰਨੀ, ਨਵੀਂ ਕਿਸਮ ਦੇ ਸੰਸਕਰਣ ਅਤੇ ਹੁੱਕਾਂ ਪੀਣ ਦੀ ਬਿਲਕੁਲ ਮਨਾਹੀ ਕੁਝ ਮਹਾਨ ਗੱਲਾਂ ਸਨ,
'ਜਿਨ੍ਹਾਂ ਕਾਰਨ 'ਸਿੱਖ ਮੱਤ ਹਿੰਦੂ ਮਤ ਤੋਂ ਬਿਲਕੁੱਲ ਅਲਗ ਦਿੱਸਣ ਲੱਗ ਪਿਆ ! ਜਦੋਂ ਹਾਕਮ ਜ਼ੁਲਮ ਕਰਨ ਲਈ ਮਗਨ ਸਨ, 'ਤਾਂ ਅਜਿਹੇ ਸਮੇਂ ਖਾਲਸੇ ਦੀ ਸਥਾਪਨਾ ਉੱਚ ਮਹਾਨਤਾ ਰੱਖਦੀ ਸੀ ! ਇਹੀ
ਮਤ ਅੱਗੋਂ ਹਿੰਦੂ ਧਰਮ ਦਾ ਰੱਖਿਅਕ ਬਣਿਆ।" ਗੁਰੂ ਗੋਬਿੰਦ ਸਿੰਘ ਜੀ ਦੇ ਵਿਛੋੜੇ ਤੋਂ ਬਾਅਦ ਸਾਰੀਆਂ ਕਠਿਨਾਈਆਂ ਦੇ ਹੁੰਦੇ ਹੋਏ ਵੀ, 'ਸਿੱਖ ਲਗਾਤਾਰ ਅੱਤਿਆਚਾਰਾਂ ਵਿਰੁਧ ਲੜਦੇ ਰਹੇ ! ਇਹੀ
ਕਾਰਨ ਸੀ, 'ਇਕ ਧਾਰਮਿਕ ਸੰਸਥਾ ਅੱਗੋ ਰਾਜਨੀਤਕ ਉਨਤੀ ਦੇ ਸਾਧਨ ਦਾ ਰੂਪ ਧਾਰ ਗਈ ?
ਅੱਜ ਦੇ ਪ੍ਰੀਪੇਖ 'ਚ, 'ਖਾਲਸੇ ਦਾ ਨਿਰਮਾਣ ਕਰਕੇ ਗੁਰੂ ਜੀ ਨੇ ਜਿਸ ਨੂੰ ਇਕ ਅਜਿਹੀ ਸੰਸਥਾ ਦਾ ਰੂਪ ਦਿੱਤਾ ਸੀ, ਦਾ ਮਹੱਤਵ ਸਮਝਣਾ ਜ਼ਰੂਰੀ ਹੈ ! ਇਸ ਸੰਸਥਾ ਦੇ ਜੋ ਸਿਧਾਂਤ ਸਿਰਜੇ ਗਏ ਸਨ,
'ਉਨ੍ਹਾਂ ਦੀ ਪੂਰਤੀ ਲਈ ਅਸੀਂ ਕਿਨ੍ਹੇ ਕੁ ਪੂਰੇ ਉਤਰ ਰਹੇ ਹਾਂ ? ਗੁਰੂ ਜੀ ਨੇ ਖਾਲਸੇ ਦੀ ਸੰਸਥਾ ਵਿੱਚ ਜੋ ਏਕਤਾ, ਵਿਸਥਾਰ ਅਤੇ ਕੁਰਬਾਨੀ ਦੇ ਗੁਣ ਭਰੇ ਸਨ, 'ਅੱਜ ਉਨ੍ਹਾਂ ਦੀ "ਮਹੱਤਤਾ ਅਤੇ ਅਮਲ ਦਾ
ਮੁਲਅੰਕਣ" ਕਰਨਾ ਜ਼ਰੂਰੀ ਹੈ ? ਗੁਰੂ ਜੀ ਨੇ ਭਾਰਤ ਦੇ ਢੱਠੇ-ਹਾਰੇ ਲੋਕਾਂ ਨੁੰ ਸਿਖਾਇਆ ਸੀ, 'ਕਿ ਕਿਸ ਤਰ੍ਹਾਂ ਰਾਜਨੀਤਕ ਪ੍ਰਭੂਤਾ ਅਤੇ ਕੌਮੀ ਸੁਤੰਤਰਤਾ ਪ੍ਰਾਪਤ ਕੀਤੀ ਜਾ ਸਕਦੀ ਹੈ? ਉਹ ਪਹਿਲੇ
ਭਾਰਤੀ ਸਨ, 'ਜਿਨ੍ਹਾਂ ਨੇ ਇਕ ਦੂਜੇ ਨੂੰ ਭਰਾ ਸਮਝਣ ਦੀ ਪ੍ਰੇਰਨਾ ਦਿੱਤੀ ਅਤੇ ਗੁਰੂਮਤ ਅਨੁਸਾਰ ਚੱਲਣ ਦਾ ਉਪਦੇਸ਼ ਦਿੱਤਾ। ਉਨ੍ਹਾਂ ਨੇ ਦੱਬੇ-ਕੁੱਚਲੇ ਦਰਜੇ ਦੇ ਜਨ-ਸਮੂਹ ਨੂੰ ਇਕ ਸੁਸੰਗਠਤ ਸੰਸਥਾ
ਵਿੱਚ ਪ੍ਰੋਣ ਦਾ ਉਪਰਾਲਾ ਕੀਤਾ ਜਿਸ ਦੀ ਮਿਸਾਲ ਹੋਰ ਕਿਤੇ ਨਹੀ ਮਿਲਦੀ ?
ਅੱਜ! ਜਦੋਂ ਸੰਸਾਰ ਵਰਗਾਂ ਵਿੱਚ ਵੰਡਿਆ ਹੋਇਆ ਹੈ, 'ਤਾਂ ਖਾਲਸਾ ਪੰਥ ਦੇ ਸਿਰਜਕ ਵੱਲੋਂ ਜੋ ਗਰੀਬ-ਗੁਰਬੇ ਦੀ ਰੱਖਿਆ, ਹੱਕ ਲਈ ਸੰਘਰਸ਼ ਅਤੇ ਬਰਾਬਰਤਾ ਦਾ ਸੰਦੇਸ਼ ਦਿੱਤਾ ਹੈ, ਨੂੰ ਅਮਲੀ ਰੂਪ ਦੇਣ
ਲਈ ਵਿਚਾਰਵਾਨ ਬਣਨਾ ਪਏਗਾ ! ਅੱਜ ਜਾਤ-ਪਾਤ, ਛੂਆ-ਛਾਤ, ਊਚ-ਨੀਚ ਅਤੇ ਅਸਮਾਨਤਾ ਪਹਿਲਾਂ ਨਾਲੋਂ ਵੀ ਵੱਧੀ ਹੈ। ਭਾਈ ਲਾਲੋਂ ਦਾ ਪ੍ਰੀਵਾਰ ਹਰ ਤਰ੍ਹਾਂ ਦੀਆਂ ਦੁਸ਼ਵਾਰੀਆਂ ਨਾਲ
ਨਪੀੜਿਆ ਜਾ ਰਿਹਾ ਹੈ। ਉਸ ਦੀ ਬਾਂਹ ਫੜਨ ਲਈ ਅੱਜ ਮੁੜ ਖਾਲਸੇ ਦੀ ਸਥਾਪਨਾ ਤੇ ਪੁਨਰ-ਜਾਗਰਨ ਦੀ ਲੋੜ ਹੈ ! ਕਿਰਤ ਦੀ ਲੁੱਟ ਅਤੇ ਮਾਲਕ ਭਾਗੋਆਂ ਵੱਲੋਂ ਮਚਾਇਆ ਜਾ ਰਿਹਾ ਹੜਦੁੰਗ ਰੋਕਣ
ਲਈ ਫਿਰ ਖਾਲਸੇ ਦੇ ਮੁੜ ਆਉਣ ਦੀ ਸਾਨੂੰ ਉਡੀਕ ਵਿੱਚ ਹੈ। ਵਿਸਾਖੀ ਜੋ ! ਖੁਸ਼ੀਆਂ ਭਰਿਆ ਤਿਓਹਾਰ ਹੈ, ਖਾਲਸਾ ਪੰਥ ਦਾ ਸਥਾਪਨਾ ਦਿਵਸ ਹੈ ? ਉਸ ਤੋਂ ਜਨ-ਸਮੂਹ ਇਹੀ ਆਸ ਰੱਖਦਾ, 'ਹੈ ਕਿ ਇਹ
ਸੰਸਾਰ ਅਮਨ ! ਬਰਾਬਰਤਾ ! ਖੁਸ਼ੀਆਂ ! ਖੇੜੇ ! ਅਤੇ ਅਧਰਮੀਆਂ ਦੇ ਨਾਸ਼ ਵਾਲਾ ਸਿਰਜਿਆ ਜਾਵੇ।
ਅਮਲੁ ਕਰਿ ਧਰਤੀ, ਬੀਜੁ ਸ਼ਬਦ ਕਰਿ,
ਸਚ ਕੀ ਆਬ, ਨਿਤ ਦੇਹਿ ਪਾਣੀ॥
ਹੋਇ ਕਿਰਸਾਣੁ, ਈਮਾਨੁ ਜੰਮਾਇ ਲੈ,
ਭਿਸਤੁ ਦੋਜਕੁ ਮੂੜੇ ਏਵ ਜਾਣੀ ॥੧॥
(ਸਿਰੀ ਰਾਗੁ ਮਹਲਾ ੧)
ਰਾਜਿੰਦਰ ਕੌਰ ਚੌਹਕਾ
ਸਾਬਕਾ ਜਨਰਲ ਸਕੱਤਰ
ਜਨਵਾਦੀ ਇਸਤਰੀ ਸਭਾ, ਪੰਜਾਬ